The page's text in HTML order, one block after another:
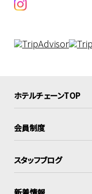
ホテルチェーンTOP
会員制度
スタッフブログ